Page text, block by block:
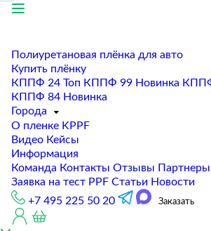
Полиуретановая плёнка для авто
Купить плёнку
КППФ 24 Топ КППФ 99 Новинка
КППФ 84 Новинка
Города
О пленке KPPF
Видео Кейсы
Информация
Команда Контакты Отзывы Партнеры
Заявка на тест PPF Статьи Новости
+7 495 225 50 20
Заказать